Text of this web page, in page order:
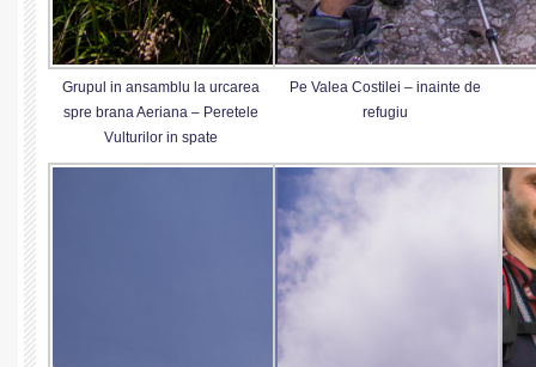
Grupul in ansamblu la urcarea
spre brana Aeriana – Peretele
Vulturilor in spate
Pe Valea Costilei – inainte de
refugiu